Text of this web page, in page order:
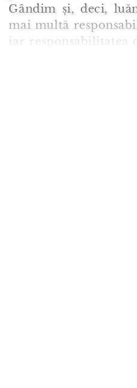
Gândim și, deci,
mai multă
iar responsabilitatea